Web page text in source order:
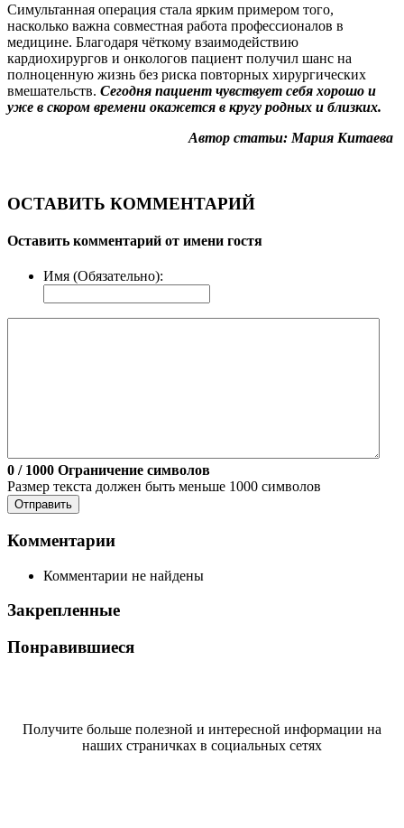
Симультанная операция стала ярким примером того,
насколько важна совместная работа профессионалов в
медицине. Благодаря чёткому взаимодействию
кардиохирургов и онкологов пациент получил шанс на
полноценную жизнь без риска повторных хирургических
вмешательств. Сегодня пациент чувствует себя хорошо и
уже в скором времени окажется в кругу родных и близких.
Автор статьи: Мария Китаева
ОСТАВИТЬ КОММЕНТАРИЙ
Оставить комментарий от имени гостя
Имя (Обязательно):
0 / 1000 Ограничение символов
Размер текста должен быть меньше 1000 символов
Отправить
Комментарии
Комментарии не найдены
Закрепленные
Понравившиеся
Получите больше полезной и интересной информации на
наших страничках в социальных сетях